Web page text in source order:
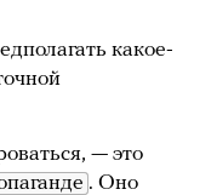
какое-
— это
. Оно